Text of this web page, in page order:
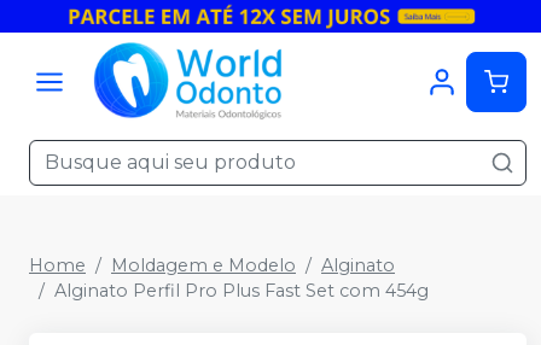
Home Moldagem e Modelo
Alginato
Alginato Perfil Pro Plus Fast Set com 454g